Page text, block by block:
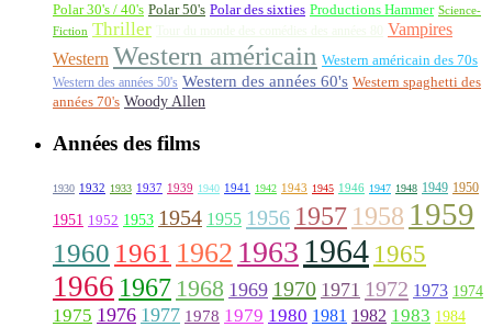
Polar 30's / 40's Polar 50's Polar des sixties Productions Hammer Science-
Fiction Thriller Tour du monde des comédies des années 80
Vampires
Western Western américain Western américain des 70s
Western des années 50's Western des années 60's Western spaghetti des
années 70's Woody Allen
Années des films
1930 1932 1933 1937 1939 1940 1941 1942 1943 1945 1946 1947 1948 1949 1950
1951 1952 1953 1954 1955 1956 1957 1958 1959
1960 1961 1962 1963 1964 1965
1966 1967 1968 1969 1970 1971 1972 1973 1974
1975 1976 1977 1978 1979 1980 1981 1982 1983 1984